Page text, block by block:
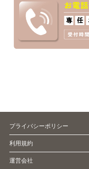
プライバシーポリシー
利用規約
運営会社